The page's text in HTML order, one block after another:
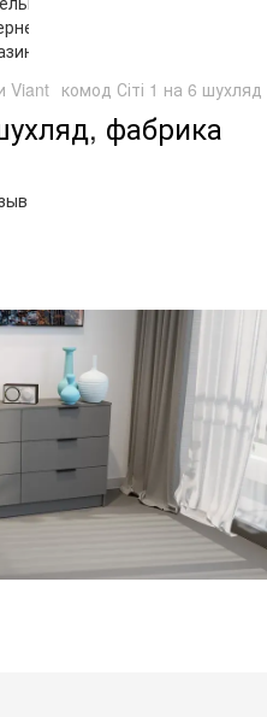
Viant комод Сіті 1 на 6
фабрика